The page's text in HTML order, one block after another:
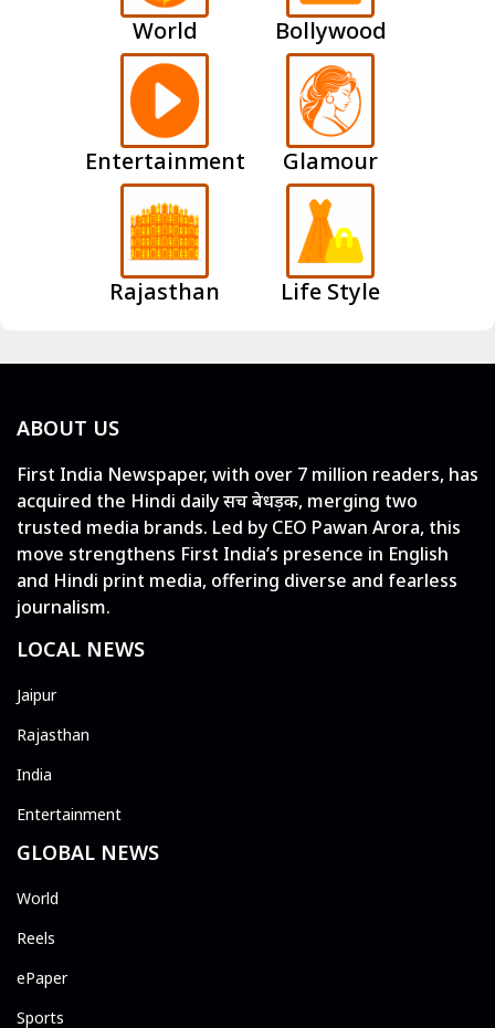
World Bollywood
Entertainment Glamour
Rajasthan Life Style
ABOUT US
First India Newspaper, with over 7 million readers, has
acquired the Hindi daily सच बेधड़क, merging two
trusted media brands. Led by CEO Pawan Arora, this
move strengthens First India’s presence in English
and Hindi print media, offering diverse and fearless
journalism.
LOCAL NEWS
Jaipur
Rajasthan
India
Entertainment
GLOBAL NEWS
World
Reels
ePaper
Sports